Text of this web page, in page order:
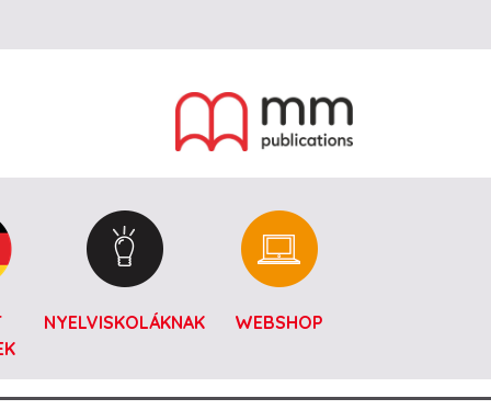
NYELVISKOLÁKNAK WEBSHOP